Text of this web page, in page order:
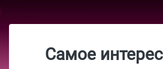
Самое